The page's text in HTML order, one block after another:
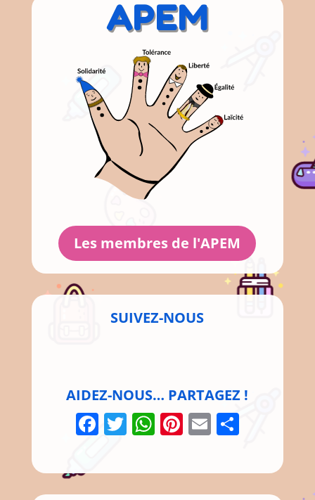
APEM
Les membres de l'APEM
SUIVEZ-NOUS
AIDEZ-NOUS… PARTAGEZ !
Facebook
Twitter
WhatsApp
Pinterest
Email